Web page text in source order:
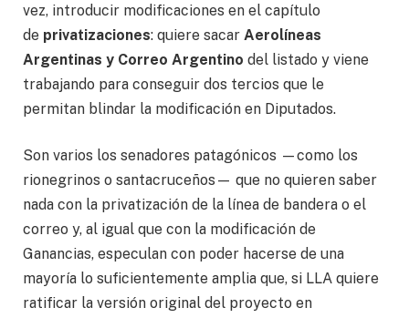
vez, introducir modificaciones en el capítulo
de privatizaciones: quiere sacar Aerolíneas
Argentinas y Correo Argentino del listado y viene
trabajando para conseguir dos tercios que le
permitan blindar la modificación en Diputados.
Son varios los senadores patagónicos —como los
rionegrinos o santacruceños— que no quieren saber
nada con la privatización de la línea de bandera o el
correo y, al igual que con la modificación de
Ganancias, especulan con poder hacerse de una
mayoría lo suficientemente amplia que, si LLA quiere
ratificar la versión original del proyecto en